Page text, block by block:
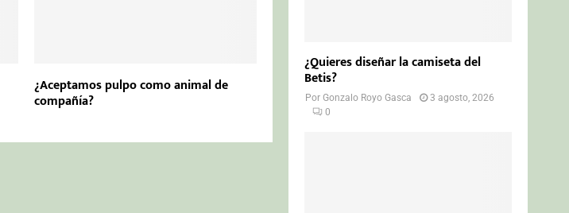
¿Aceptamos pulpo como animal de
compañía?
¿Quieres diseñar la camiseta del
Betis?
PorGonzalo Royo Gasca
3 agosto, 2026
0